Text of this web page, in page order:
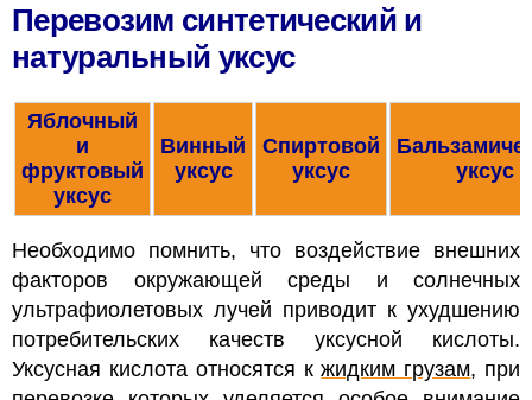
Перевозим синтетический и
натуральный уксус
Яблочный
и
фруктовый
уксус
Винный
уксус
Спиртовой
уксус
уксус
Необходимо помнить, что воздействие внешних
факторов окружающей среды и солнечных
ультрафиолетовых лучей приводит к ухудшению
потребительских качеств уксусной кислоты.
Уксусная кислота относятся кжидким грузам, при